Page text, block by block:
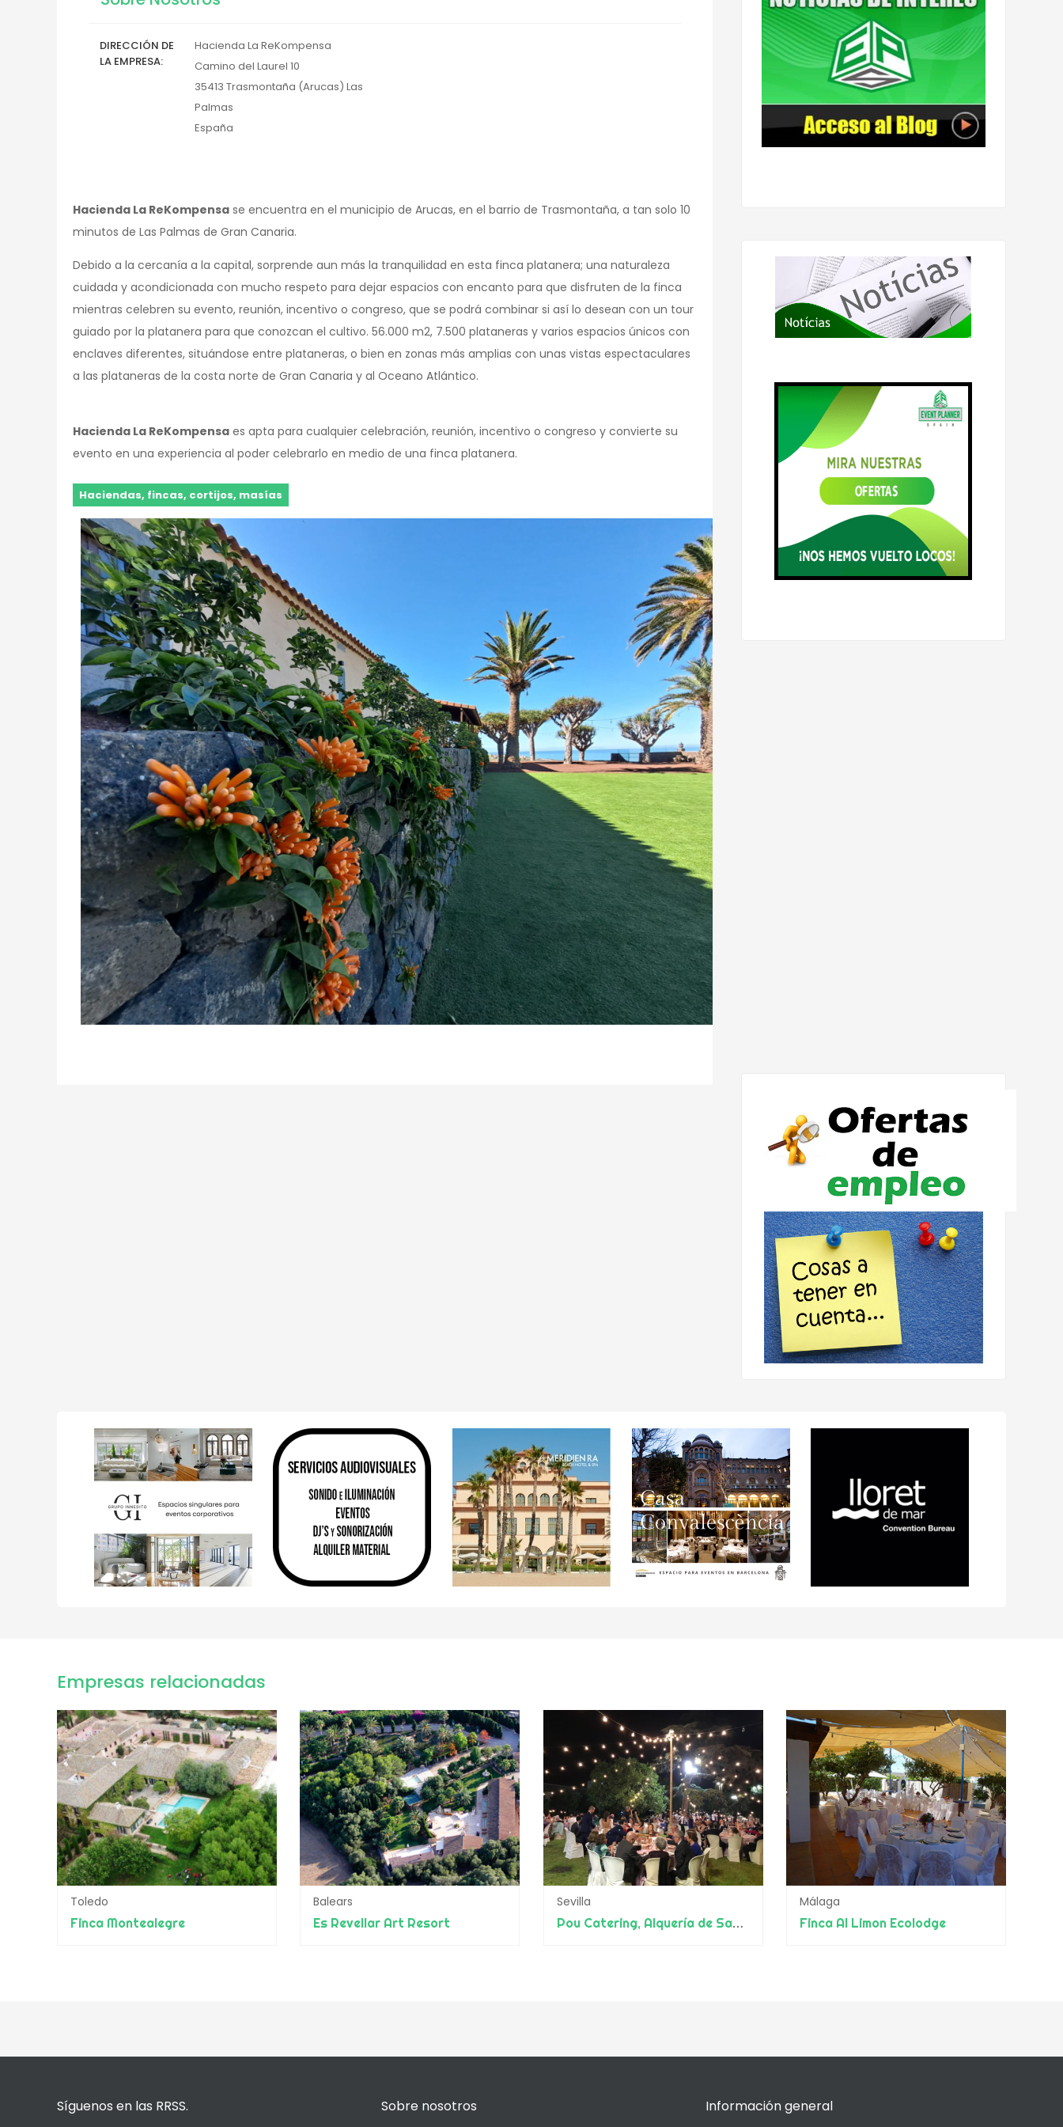
DIRECCIÓN DE
LA EMPRESA
Hacienda La ReKompensa
Camino del Laurel 10
35413 Trasmontaña (Arucas) Las
Palmas
España
Hacienda La ReKompensa se encuentra en el municipio de Arucas, en el barrio de Trasmontaña, a tan solo 10
minutos de Las Palmas de Gran Canaria.
Debido a la cercanía a la capital, sorprende aun más la tranquilidad en esta finca platanera; una naturaleza
cuidada y acondicionada con mucho respeto para dejar espacios con encanto para que disfruten de la finca
mientras celebren su evento, reunión, incentivo o congreso, que se podrá combinar si así lo desean con un tour
guiado por la platanera para que conozcan el cultivo. 56.000 m2, 7.500 plataneras y varios espacios únicos con
enclaves diferentes, situándose entre plataneras, o bien en zonas más amplias con unas vistas espectaculares
a las plataneras de la costa norte de Gran Canaria y al Oceano Atlántico.
Hacienda La ReKompensa es apta para cualquier celebración, reunión, incentivo o congreso y convierte su
evento en una experiencia al poder celebrarlo en medio de una finca platanera.
Haciendas, fincas, cortijos, masías
Empresas relacionadas
Toledo
Finca Montealegre
Balears
Es Revellar Art Resort
Sevilla
Pou Catering, Alquería de Santa Eufemia y Hacienda El Cortijuelo
Málaga
Finca Al Limon Ecolodge
Síguenos en las RRSS. Sobre nosotros Información general